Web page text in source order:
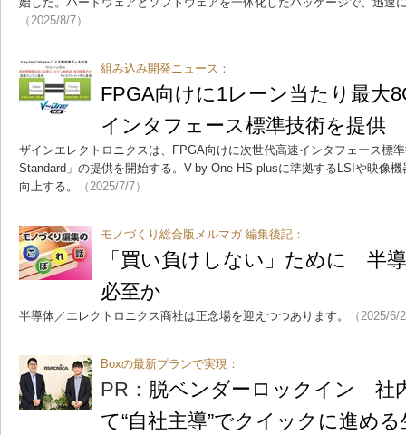
（2025/8/7）
組み込み開発ニュース：
FPGA向けに1レーン当たり最大
インタフェース標準技術を提供
ザインエレクトロニクスは、FPGA向けに次世代高速インタフェース標
Standard」の提供を開始する。V-by-One HS plusに準拠するLSIや映像
向上する。
（2025/7/7）
モノづくり総合版メルマガ 編集後記：
「買い負けしない」ために 半
必至か
半導体／エレクトロニクス商社は正念場を迎えつつあります。 （2025/6/
Boxの最新プランで実現：
PR： 脱ベンダーロックイン 社
て“自社主導”でクイックに進め